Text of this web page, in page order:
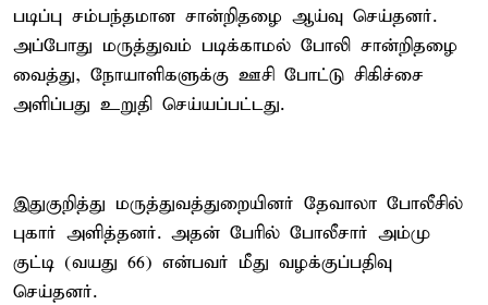
படிப்பு சம்பந்தமான சான்றிதழை ஆய்வு செய்தனர்.
அப்போது மருத்துவம் படிக்காமல் போலி சான்றிதழை
வைத்து, நோயாளிகளுக்கு ஊசி போட்டு சிகிச்சை
அளிப்பது உறுதி செய்யப்பட்டது.
இதுகுறித்து மருத்துவத்துறையினர் தேவாலா போலீசில்
புகார் அளித்தனர். அதன் பேரில் போலீசார் அம்மு
குட்டி (வயது 66) என்பவர் மீது வழக்குப்பதிவு
செய்தனர்.